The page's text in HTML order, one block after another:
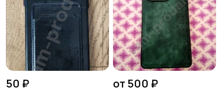
50 ₽ от 500 ₽